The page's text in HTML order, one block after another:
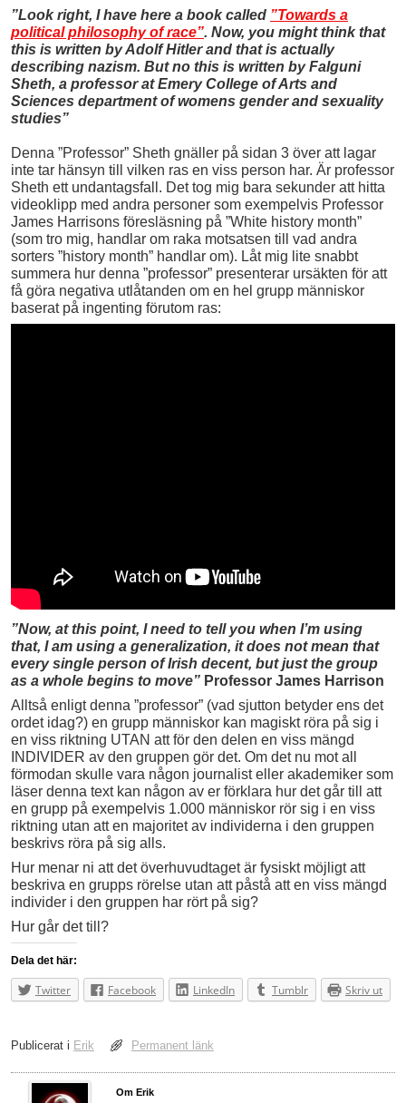
”Look right, I have here a book called ”Towards a
political philosophy of race”. Now, you might think that
this is written by Adolf Hitler and that is actually
describing nazism. But no this is written by Falguni
Sheth, a professor at Emery College of Arts and
Sciences department of womens gender and sexuality
studies”
Denna ”Professor” Sheth gnäller på sidan 3 över att lagar
inte tar hänsyn till vilken ras en viss person har. Är professor
Sheth ett undantagsfall. Det tog mig bara sekunder att hitta
videoklipp med andra personer som exempelvis Professor
James Harrisons föresläsning på ”White history month”
(som tro mig, handlar om raka motsatsen till vad andra
sorters ”history month” handlar om). Låt mig lite snabbt
summera hur denna ”professor” presenterar ursäkten för att
få göra negativa utlåtanden om en hel grupp människor
baserat på ingenting förutom ras:
”Now, at this point, I need to tell you when I’m using
that, I am using a generalization, it does not mean that
every single person of Irish decent, but just the group
as a whole begins to move” Professor James Harrison
Alltså enligt denna ”professor” (vad sjutton betyder ens det
ordet idag?) en grupp människor kan magiskt röra på sig i
en viss riktning UTAN att för den delen en viss mängd
INDIVIDER av den gruppen gör det. Om det nu mot all
förmodan skulle vara någon journalist eller akademiker som
läser denna text kan någon av er förklara hur det går till att
en grupp på exempelvis 1.000 människor rör sig i en viss
riktning utan att en majoritet av individerna i den gruppen
beskrivs röra på sig alls.
Hur menar ni att det överhuvudtaget är fysiskt möjligt att
beskriva en grupps rörelse utan att påstå att en viss mängd
individer i den gruppen har rört på sig?
Hur går det till?
Dela det här:
Twitter Facebook LinkedIn Tumblr Skriv ut
Publicerat i Erik Permanent länk
Om Erik